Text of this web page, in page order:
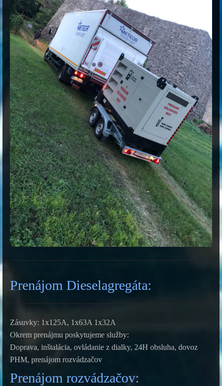
Prenájom Dieselagregáta:
Zásuvky: 1x125A, 1x63A 1x32A
Okrem prenájmu poskytujeme služby:
Doprava, inštalácia, ovládanie z dialky, 24H obsluha, dovoz
PHM, prenájom rozvádzačov
Prenájom rozvádzačov: